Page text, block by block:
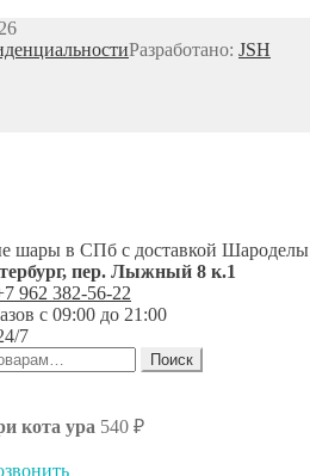
Разработано: JSH
шары в СПб с доставкой Шароделы
, пер. Лыжный 8 к.1
962 382-56-22
с 09:00 до 21:00
7
Поиск
кота ура 540 ₽